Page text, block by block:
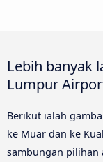
Lebih banyak
Lumpur
Berikut ialah
ke Muar dan ke
sambungan pilihan